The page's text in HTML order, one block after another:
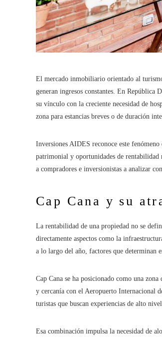
El mercado inmobiliario orientado al
generan ingresos constantes. En República
su vínculo con la creciente necesidad de
zona para estancias breves o de duración
Inversiones AIDES reconoce este
patrimonial y oportunidades de rentabilidad
a compradores e inversionistas a analizar
Cap Cana y su
La rentabilidad de una propiedad no se
directamente aspectos como la
a lo largo del año, factores que determinan
Cap Cana se ha posicionado como una
y cercanía con el Aeropuerto Internacional
turistas que buscan experiencias de alto
Esa combinación impulsa la necesidad de